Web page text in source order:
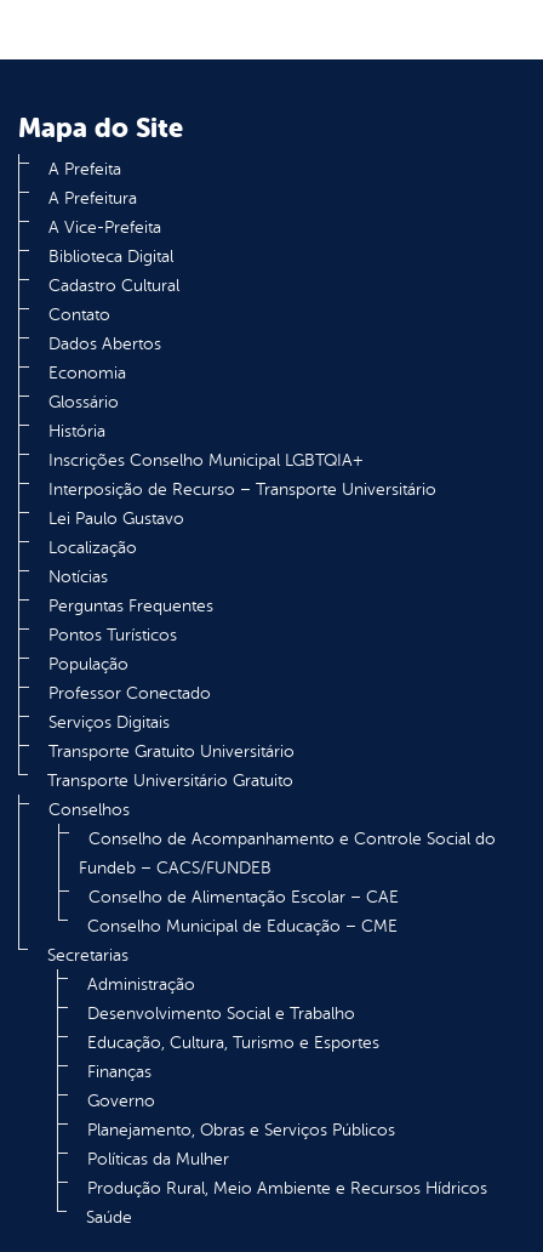
Mapa do Site
A Prefeita
A Prefeitura
A Vice-Prefeita
Biblioteca Digital
Cadastro Cultural
Contato
Dados Abertos
Economia
Glossário
História
Inscrições Conselho Municipal LGBTQIA+
Interposição de Recurso – Transporte Universitário
Lei Paulo Gustavo
Localização
Notícias
Perguntas Frequentes
Pontos Turísticos
População
Professor Conectado
Serviços Digitais
Transporte Gratuito Universitário
Transporte Universitário Gratuito
Conselhos
Conselho de Acompanhamento e Controle Social do
Fundeb – CACS/FUNDEB
Conselho de Alimentação Escolar – CAE
Conselho Municipal de Educação – CME
Secretarias
Administração
Desenvolvimento Social e Trabalho
Educação, Cultura, Turismo e Esportes
Finanças
Governo
Planejamento, Obras e Serviços Públicos
Políticas da Mulher
Produção Rural, Meio Ambiente e Recursos Hídricos
Saúde